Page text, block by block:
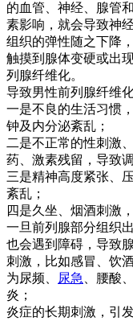
的血管、神经、腺管
素影响，就会导致神
组织的弹性随之下降
触摸到腺体变硬或出
列腺纤维化。
导致男性前列腺纤维
一是不良的生活习惯
钟及内分泌紊乱；
二是不正常的性刺激
药、激素残留，导致
三是精神高度紧张、
紊乱；
四是久坐、烟酒刺激
一旦前列腺部分组织
也会遇到障碍，导致
刺激，比如感冒、饮
为尿频、
尿急
、腰酸
炎；
炎症的长期刺激，引